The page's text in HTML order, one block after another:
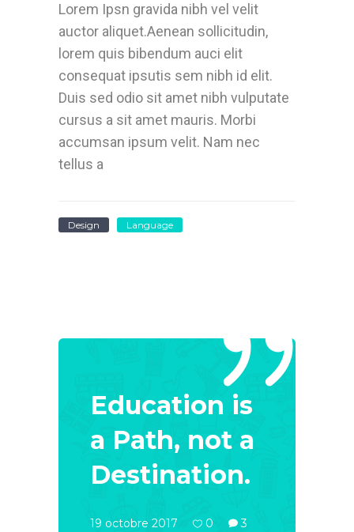
Lorem Ipsn gravida nibh vel velit
auctor aliquet.Aenean sollicitudin,
lorem quis bibendum auci elit
consequat ipsutis sem nibh id elit.
Duis sed odio sit amet nibh vulputate
cursus a sit amet mauris. Morbi
accumsan ipsum velit. Nam nec
tellus a
Design Language
Education is
a Path, not a
Destination.
19 octobre 2017 0
3